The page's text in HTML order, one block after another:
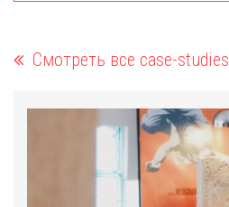
Смотреть все case-studies